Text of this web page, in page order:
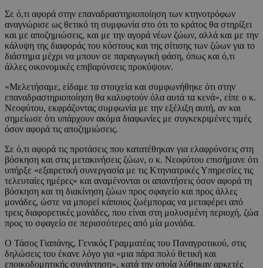
Σε ό,τι αφορά στην επαναδραστηριοποίηση των κτηνοτρόφων
αναγνώρισε ως θετικό τη συμφωνία στο ότι το κράτος θα στηρίξει
και με αποζημιώσεις, και με την αγορά νέων ζώων, αλλά και με την
κάλυψη της διαφοράς του κόστους και της σίτισης των ζώων για το
διάστημα μέχρι να μπουν σε παραγωγική φάση, όπως και ό,τι
άλλες οικονομικές επιβαρύνσεις προκύψουν.
«Μελετήσαμε, είδαμε τα στοιχεία και συμφωνήθηκε ότι στην
επαναδραστηριοποίηση θα καλυφτούν όλα αυτά τα κενά», είπε ο κ.
Νεοφύτου, εκφράζοντας συμφωνία με την εξέλιξη αυτή, αν και
σημείωσε ότι υπάρχουν ακόμα διαφωνίες με συγκεκριμένες τιμές
όσον αφορά τις αποζημιώσεις.
Σε ό,τι αφορά τις προτάσεις που κατατέθηκαν για ελαφρύνσεις στη
βόσκηση και στις μετακινήσεις ζώων, ο κ. Νεοφύτου επισήμανε ότι
υπήρξε «εξαιρετική συνεργασία με τις Κτηνιατρικές Υπηρεσίες τις
τελευταίες ημέρες» και αναμένονται οι απαντήσεις όσον αφορά τη
βόσκηση και τη διακίνηση ζώων προς σφαγείο και προς άλλες
μονάδες, ώστε να μπορεί κάποιος ζωέμπορας να μεταφέρει από
τρεις διαφορετικές μονάδες, που είναι στη μολυσμένη περιοχή, ζώα
προς το σφαγείο σε περισσότερες από μία μονάδα.
Ο Τάσος Γιαπάνης, Γενικός Γραμματέας του Παναγροτικού, στις
δηλώσεις του έκανε λόγο για «μια πάρα πολύ θετική και
εποικοδομητικής συνάντηση», κατά την οποία λύθηκαν αρκετές